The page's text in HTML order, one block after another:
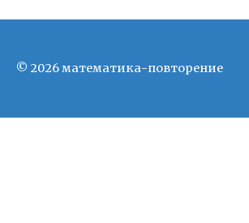
© 2026 математика-повторение